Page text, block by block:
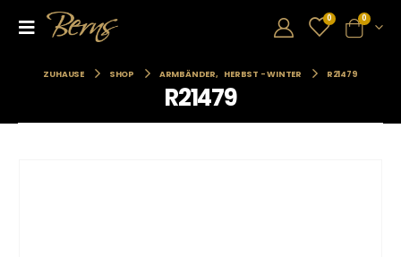
0 0
ZUHAUSE SHOP ARMBÄNDER, HERBST - WINTER R21479
R21479